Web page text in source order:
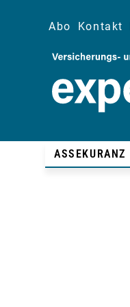
Abo Kontakt
ASSEKURANZ